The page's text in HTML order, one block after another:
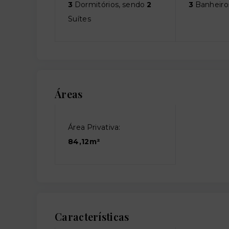
3 Dormitórios, sendo 2
Suítes
3
Áreas
Área Privativa:
84,12m²
Características